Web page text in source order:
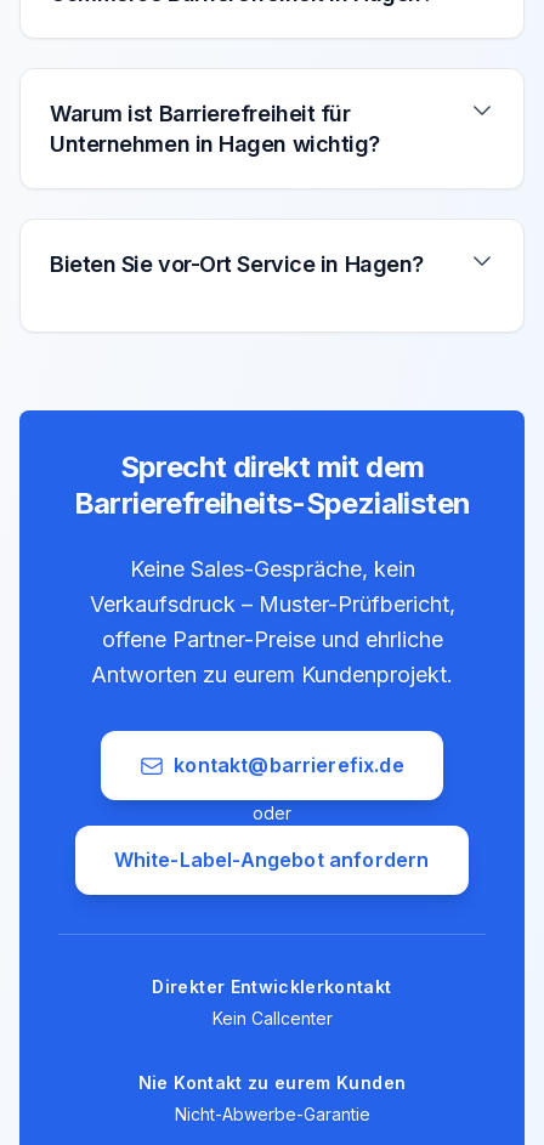
Warum ist Barrierefreiheit für
Unternehmen in Hagen wichtig?
Bieten Sie vor-Ort Service in Hagen?
Sprecht direkt mit dem
Barrierefreiheits-Spezialisten
Keine Sales-Gespräche, kein
Verkaufsdruck – Muster-Prüfbericht,
offene Partner-Preise und ehrliche
Antworten zu eurem Kundenprojekt.
kontakt@barrierefix.de
oder
White-Label-Angebot anfordern
Direkter Entwicklerkontakt
Kein Callcenter
Nie Kontakt zu eurem Kunden
Nicht-Abwerbe-Garantie